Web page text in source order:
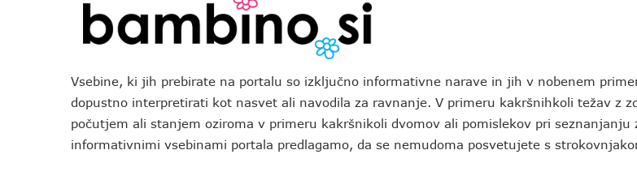
Vsebine, ki jih prebirate na portalu so izključno informativne narave in jih v nobenem
dopustno interpretirati kot nasvet ali navodila za ravnanje. V primeru kakršnihkoli težav z
počutjem ali stanjem oziroma v primeru kakršnikoli dvomov ali pomislekov pri seznanjanju
informativnimi vsebinami portala predlagamo, da se nemudoma posvetujete s